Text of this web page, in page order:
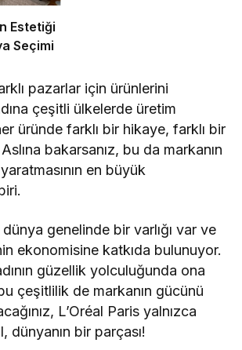
Estetiği
Seçimi
pazarlar için ürünlerini
çeşitli ülkelerde üretim
üründe farklı bir hikaye, farklı bir
bakarsanız, bu da markanın
en büyük
dünya genelinde bir varlığı var ve
ekonomisine katkıda bulunuyor.
güzellik yolculuğunda ona
çeşitlilik de markanın gücünü
L’Oréal Paris yalnızca
dünyanın bir parçası!